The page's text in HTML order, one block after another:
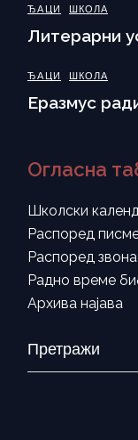
ЂАЦИ ШКОЛА
Литерарни
ЂАЦИ ШКОЛА
Еразмус
Огласна
Школски
Распоред
Распоред звона
Радно време
Архива најава
Search
for: